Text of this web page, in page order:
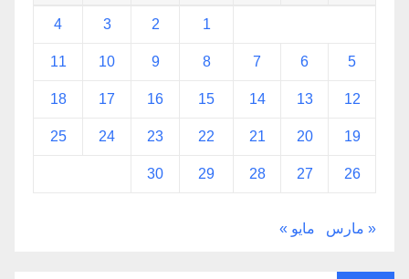
1
2
3
4
5
6
7
8
9
10
11
12
13
14
15
16
17
18
19
20
21
22
23
24
25
26
27
28
29
30
« مارس مايو »